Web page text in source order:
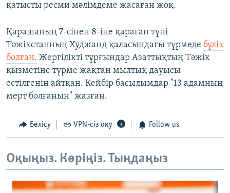
қатысты ресми мәлімдеме жасаған жоқ.
Қарашаның 7-сінен 8-іне қараған түні
Тәжікстанның Худжанд қаласындағы түрмеде бүлік
болған. Жергілікті тұрғындар Азаттықтың Тәжік
қызметіне түрме жақтан мылтық дауысы
естілгенін айтқан. Кейбір басылымдар "13 адамның
мерт болғанын" жазған.
Бөлісу VPN-сіз оқу Follow us
Оқыңыз. Көріңіз. Тыңдаңыз